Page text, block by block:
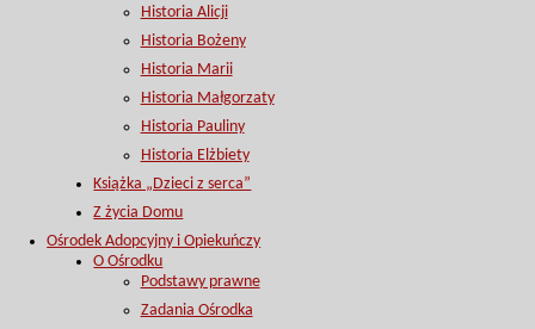
Historia Alicji
Historia Bożeny
Historia Marii
Historia Małgorzaty
Historia Pauliny
Historia Elżbiety
Książka „Dzieci z serca”
Z życia Domu
Ośrodek Adopcyjny i Opiekuńczy
O Ośrodku
Podstawy prawne
Zadania Ośrodka